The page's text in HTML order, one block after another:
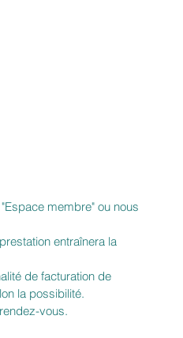
membre" ou nous
entraînera la
de facturation de
la possibilité.
vous.